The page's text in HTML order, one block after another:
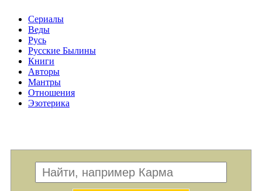
Сериалы
Веды
Русь
Русские Былины
Книги
Авторы
Мантры
Отношения
Эзотерика